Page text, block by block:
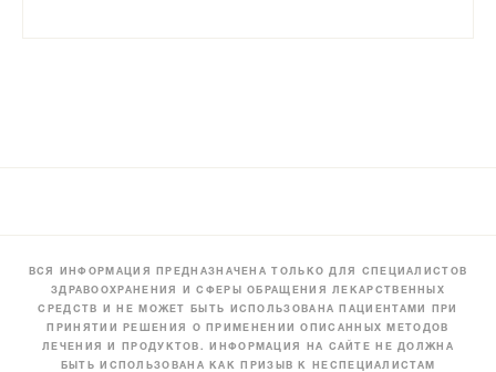
ВСЯ ИНФОРМАЦИЯ ПРЕДНАЗНАЧЕНА ТОЛЬКО ДЛЯ СПЕЦИАЛИСТОВ
ЗДРАВООХРАНЕНИЯ И СФЕРЫ ОБРАЩЕНИЯ ЛЕКАРСТВЕННЫХ
СРЕДСТВ И НЕ МОЖЕТ БЫТЬ ИСПОЛЬЗОВАНА ПАЦИЕНТАМИ ПРИ
ПРИНЯТИИ РЕШЕНИЯ О ПРИМЕНЕНИИ ОПИСАННЫХ МЕТОДОВ
ЛЕЧЕНИЯ И ПРОДУКТОВ. ИНФОРМАЦИЯ НА САЙТЕ НЕ ДОЛЖНА
БЫТЬ ИСПОЛЬЗОВАНА КАК ПРИЗЫВ К НЕСПЕЦИАЛИСТАМ